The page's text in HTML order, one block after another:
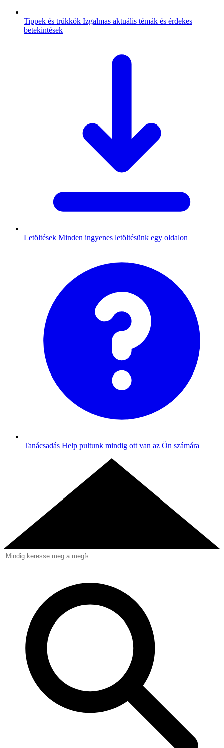
Tippek és trükkök Izgalmas aktuális témák és érdekes
betekintések
Letöltések Minden ingyenes letöltésünk egy oldalon
Tanácsadás Help pultunk mindig ott van az Ön számára